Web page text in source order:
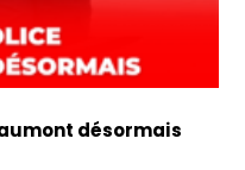
désormais